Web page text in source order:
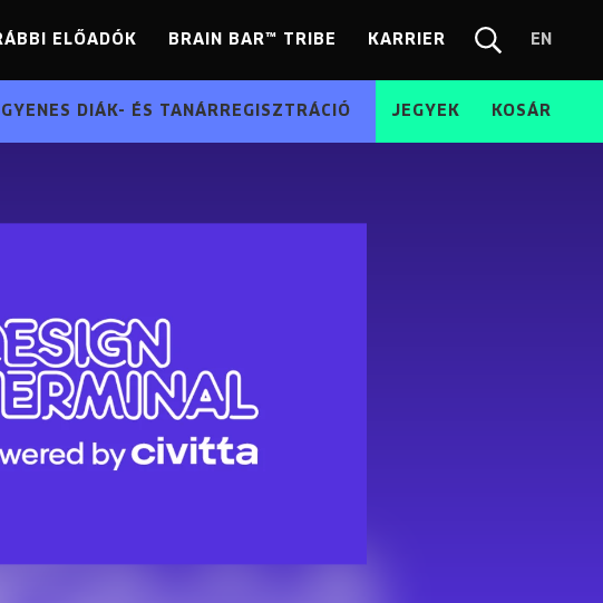
ELŐADÓK BRAIN BAR™ TRIBE KARRIER EN
EN
DIÁK- ÉS TANÁRREGISZTRÁCIÓ JEGYEK KOSÁR